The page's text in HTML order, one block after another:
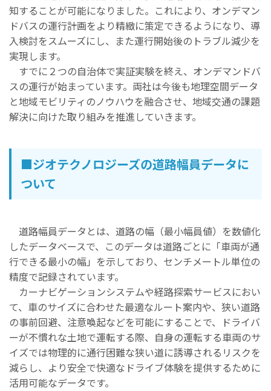
知することが可能になりました。これにより、オンデマン
ドバスの運行計画をより精緻に策定できるようになり、導
入検討をスムーズにし、また運行開始後のトラブル減少を
実現します。
すでに２つの自治体で実証実験を終え、オンデマンドバ
スの運行が始まっています。両社は今後も地理空間データ
と地域モビリティのノウハウを融合させ、地域交通の課題
解決に向けた取り組みを推進していきます。
■ジオテクノロジーズの道路幅員データに
ついて
道路幅員データとは、道路の幅（最小幅員値）を数値化
したデータベースで、このデータは道路ごとに「車両が通
行できる最小の幅」を示しており、センチメートル単位の
精度で記録されています。
カーナビゲーションシステムや経路探索サービスにおい
て、車のサイズに合わせた最適なルート案内や、狭い道路
の事前回避、注意喚起などを可能にすることで、ドライバ
ーが不慣れな土地で運転する際、自身の運転する車両のサ
イズでは物理的に通行困難な狭い道に誘導されるリスクを
減らし、より安全で快適なドライブ体験を提供するために
活用可能なデータです。